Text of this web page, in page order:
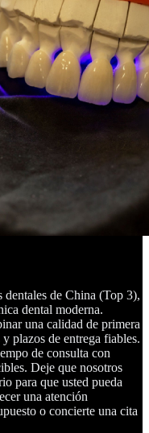
de China (Top 3),
dental moderna.
una calidad de primera
plazos de entrega fiables.
de consulta con
Deje que nosotros
para que usted pueda
una atención
o concierte una cita